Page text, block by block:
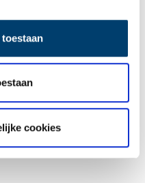
cookies
is gratis.
tentoonstelling ‘Welkom
over de
expositie. Dit zijn
kunst van